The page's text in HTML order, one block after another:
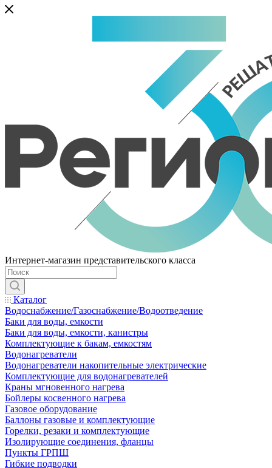
Интернет-магазин представительского класса
Каталог
Водоснабжение/Газоснабжение/Водоотведение
Баки для воды, емкости
Баки для воды, емкости, канистры
Комплектующие к бакам, емкостям
Водонагреватели
Водонагреватели накопительные электрические
Комплектующие для водонагревателей
Краны мгновенного нагрева
Бойлеры косвенного нагрева
Газовое оборудование
Баллоны газовые и комплектующие
Горелки, резаки и комплектующие
Изолирующие соединения, фланцы
Пункты ГРПШ
Гибкие подводки